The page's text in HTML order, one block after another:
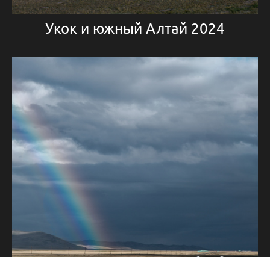
Укок и южный Алтай 2024